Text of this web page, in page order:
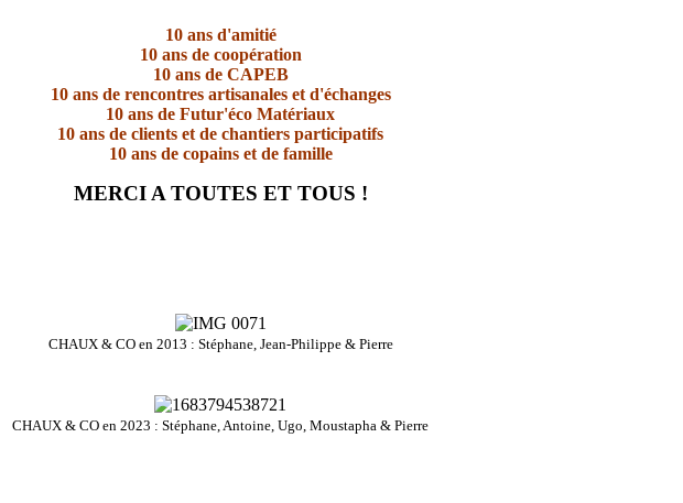
10 ans d'amitié
10 ans de coopération
10 ans de CAPEB
10 ans de rencontres artisanales et d'échanges
10 ans de Futur'éco Matériaux
10 ans de clients et de chantiers participatifs
10 ans de copains et de famille
MERCI A TOUTES ET TOUS !
CHAUX & CO en 2013 : Stéphane, Jean-Philippe & Pierre
CHAUX & CO en 2023 : Stéphane, Antoine, Ugo, Moustapha & Pierre